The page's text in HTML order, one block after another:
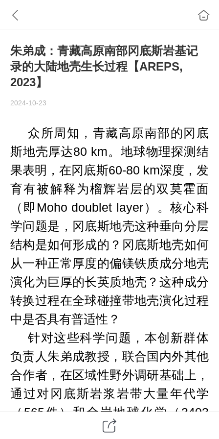
朱弟成：青藏高原南部冈底斯岩基记
录的大陆地壳生长过程【AREPS,
2023】
2024-10-23
众所周知，青藏高原南部的冈底
斯地壳厚达80 km。地球物理探测结
果表明，在冈底斯60-80 km深度，发
育有被解释为榴辉岩层的双莫霍面
（即 Moho doublet layer ）。核心科
学问题是，冈底斯地壳这种垂向分层
结构是如何形成的？冈底斯地壳如何
从一种正常厚度的偏镁铁质成分地壳
演化为巨厚的长英质地壳？这种成分
转换过程在全球碰撞带地壳演化过程
中是否具有普适性？
针对这些科学问题，本创新群体
负责人朱弟成教授，联合国内外其他
合作者，在区域性野外调研基础上，
通过对冈底斯岩浆岩带大量年代学
（565件）和全岩地球化学（3403
件）数据的深入分析，并结合其它文